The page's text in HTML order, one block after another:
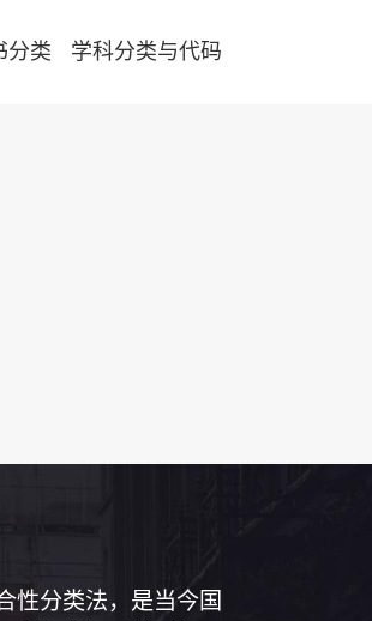
分类 学科分类与代码
性分类法，是当今国